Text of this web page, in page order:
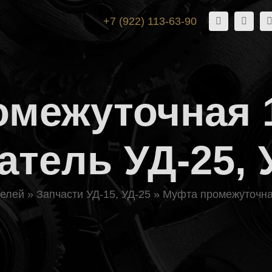
+7 (922) 113-63-90
УД-25,
» Запчасти УД-15, УД-25 » Муфта